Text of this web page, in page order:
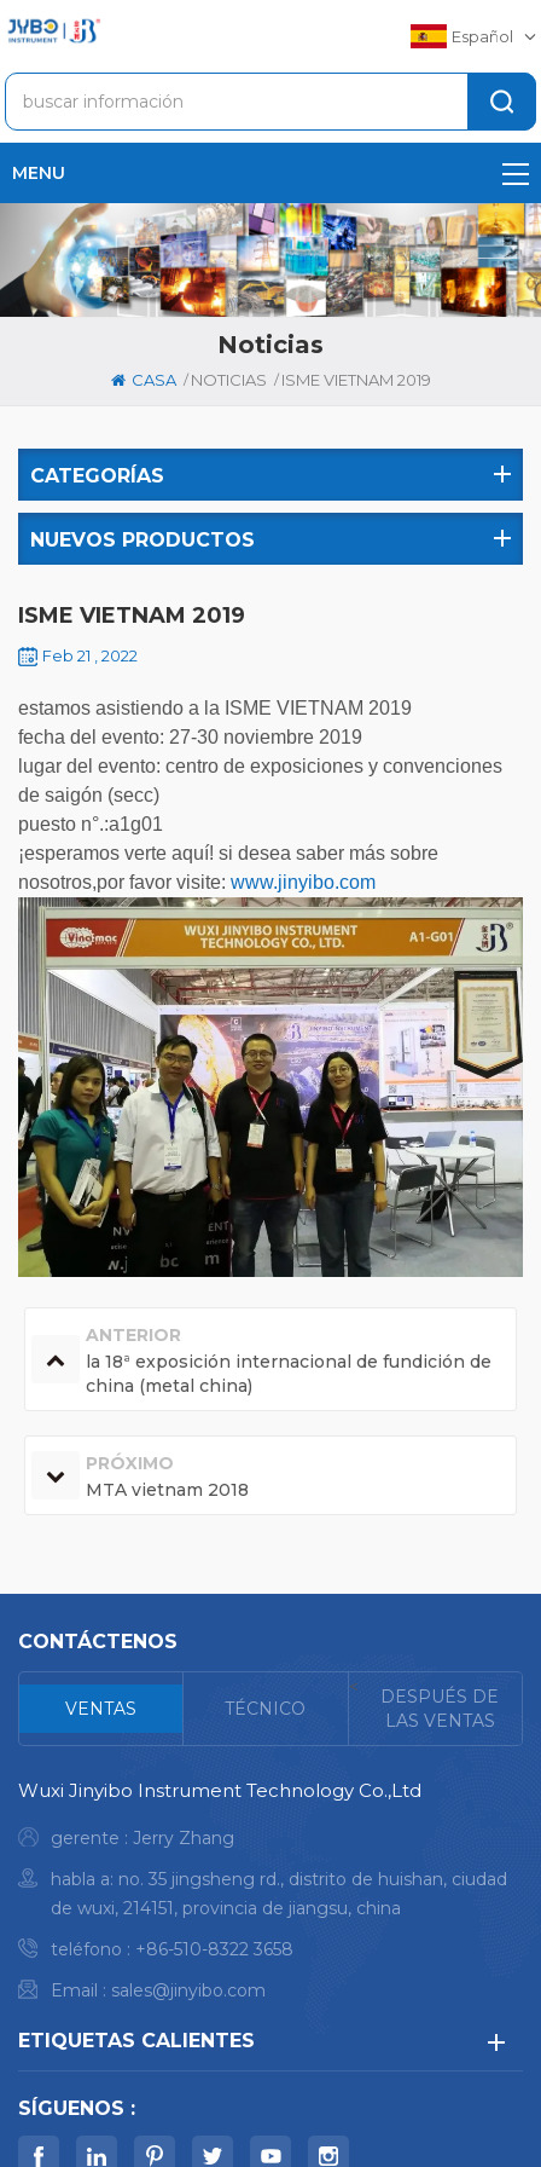
Español
MENU
Noticias
CASA / NOTICIAS / ISME VIETNAM 2019
CATEGORÍAS
NUEVOS PRODUCTOS
ISME VIETNAM 2019
Feb 21 , 2022
estamos asistiendo a la ISME VIETNAM 2019
fecha del evento: 27-30 noviembre 2019
lugar del evento: centro de exposiciones y convenciones
de saigón (secc)
puesto n°.:a1g01
¡esperamos verte aquí! si desea saber más sobre
nosotros,por favor visite: www.jinyibo.com
ANTERIOR
la 18ª exposición internacional de fundición de
china (metal china)
PRÓXIMO
MTA vietnam 2018
CONTÁCTENOS
VENTAS TÉCNICO
<
DESPUÉS DE
LAS VENTAS
Wuxi Jinyibo Instrument Technology Co.,Ltd
gerente : Jerry Zhang
habla a: no. 35 jingsheng rd., distrito de huishan, ciudad
de wuxi, 214151, provincia de jiangsu, china
teléfono : +86-510-8322 3658
Email : sales@jinyibo.com
ETIQUETAS CALIENTES
SÍGUENOS :